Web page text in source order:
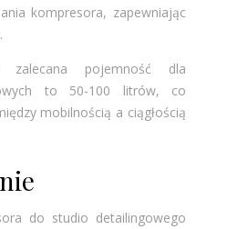
kompresora, zapewniając
zalecana pojemność dla
to 50-100 litrów, co
mobilnością a ciągłością
do studio detailingowego